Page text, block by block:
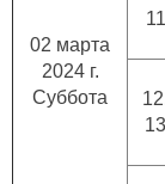
02 марта
2024 г.
Суббота